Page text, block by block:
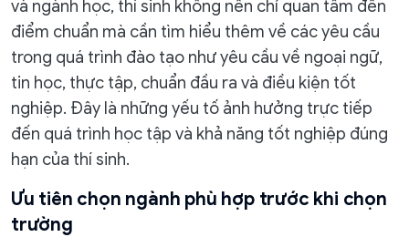
và ngành học, thí sinh không nên chỉ quan tâm đến
điểm chuẩn mà cần tìm hiểu thêm về các yêu cầu
trong quá trình đào tạo như yêu cầu về ngoại ngữ,
tin học, thực tập, chuẩn đầu ra và điều kiện tốt
nghiệp. Đây là những yếu tố ảnh hưởng trực tiếp
đến quá trình học tập và khả năng tốt nghiệp đúng
hạn của thí sinh.
Ưu tiên chọn ngành phù hợp trước khi chọn
trường